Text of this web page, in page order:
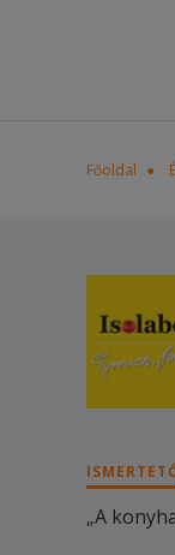
Főoldal
„A